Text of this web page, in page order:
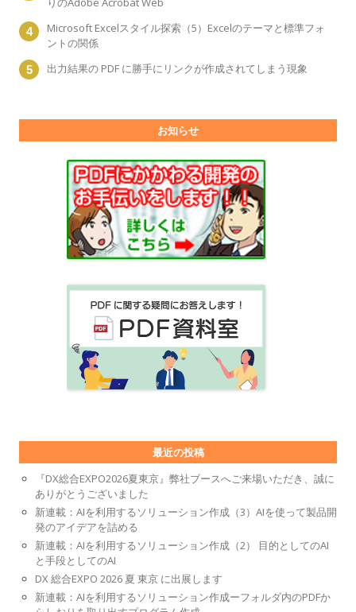
Microsoft Excelスタイル探索（5）Excelのテーマと標準フォ
ントの関係
出力結果の PDF に勝手にリンクが作成されてしまう現象
お知らせ
最近の投稿
『DX総合EXPO2026夏東京』弊社ブースへご来場いただき、誠に
ありがとうございました
新連載：AIを利用するソリューション作成（3）AIを使って製品開
発のアイデアを詰める
新連載：AIを利用するソリューション作成（2） 目的としてのAI
と手段としてのAI
DX 総合EXPO 2026 夏 東京 に出展します
新連載：AIを利用するソリューション作成ーフォルダ内のPDFか